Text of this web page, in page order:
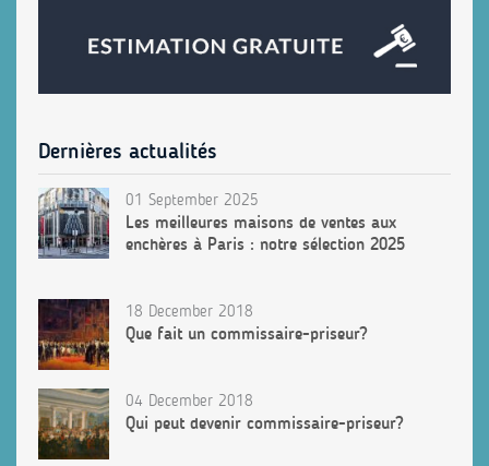
Dernières actualités
01 September 2025
Les meilleures maisons de ventes aux
enchères à Paris : notre sélection 2025
18 December 2018
Que fait un commissaire-priseur?
04 December 2018
Qui peut devenir commissaire-priseur?